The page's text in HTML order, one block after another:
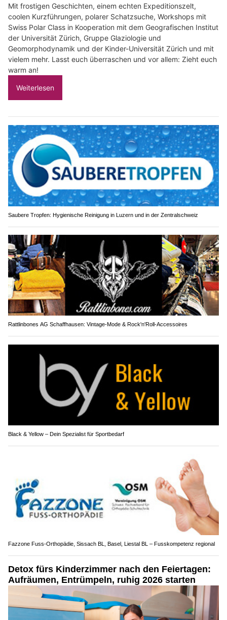
Mit frostigen Geschichten, einem echten Expeditionszelt,
coolen Kurzführungen, polarer Schatzsuche, Workshops mit
Swiss Polar Class in Kooperation mit dem Geografischen Institut
der Universität Zürich, Gruppe Glaziologie und
Geomorphodynamik und der Kinder-Universität Zürich und mit
vielem mehr. Lasst euch überraschen und vor allem: Zieht euch
warm an!
Weiterlesen
Saubere Tropfen: Hygienische Reinigung in Luzern und in der Zentralschweiz
Rattlinbones AG Schaffhausen: Vintage-Mode & Rock'n'Roll-Accessoires
Black & Yellow – Dein Spezialist für Sportbedarf
Fazzone Fuss-Orthopädie, Sissach BL, Basel, Liestal BL – Fusskompetenz regional
Detox fürs Kinderzimmer nach den Feiertagen:
Aufräumen, Entrümpeln, ruhig 2026 starten